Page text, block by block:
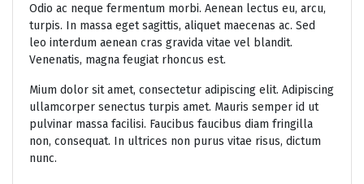
Odio ac neque fermentum morbi. Aenean lectus eu, arcu,
turpis. In massa eget sagittis, aliquet maecenas ac. Sed
leo interdum aenean cras gravida vitae vel blandit.
Venenatis, magna feugiat rhoncus est.
Mium dolor sit amet, consectetur adipiscing elit. Adipiscing
ullamcorper senectus turpis amet. Mauris semper id ut
pulvinar massa facilisi. Faucibus faucibus diam fringilla
non, consequat. In ultrices non purus vitae risus, dictum
nunc.